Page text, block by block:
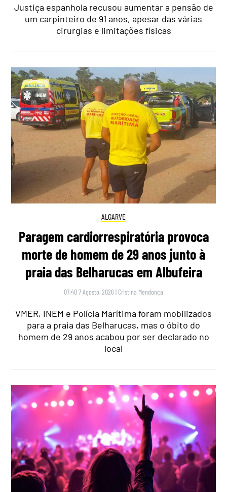
Justiça espanhola recusou aumentar a pensão de
um carpinteiro de 91 anos, apesar das várias
cirurgias e limitações físicas
ALGARVE
Paragem cardiorrespiratória provoca
morte de homem de 29 anos junto à
praia das Belharucas em Albufeira
07:40 7 Agosto, 2026 | Cristina Mendonça
VMER, INEM e Polícia Marítima foram mobilizados
para a praia das Belharucas, mas o óbito do
homem de 29 anos acabou por ser declarado no
local